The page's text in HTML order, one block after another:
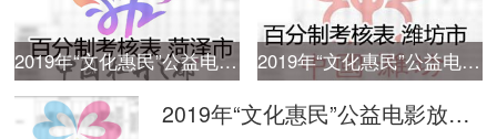
2019年“文化惠民”公益电影放映活动单次放映平台监管百分制考核表 菏泽 2019年“文化惠民”公益电影放映活动单次放映平台监管百分制考核表 潍坊
2019年“文化惠民”公益电影放映活动单次放映平台监管百分制考核表 滨州